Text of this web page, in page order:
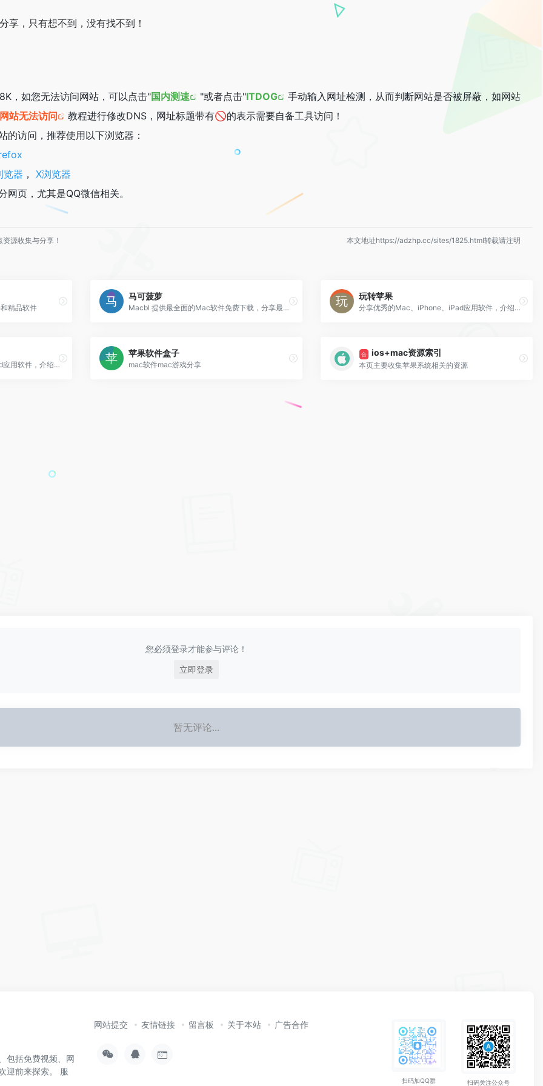
享，只有想不到，没有找不到！
，如您无法访问网站，可以点击"国内测速 "或者点击"ITDOG
手动输入网址检测，从而判断网站是否被屏蔽，如网站
站无法访问
教程进行修改DNS，网址标题带有🚫的表示需要自备工具访问！
的访问，推荐使用以下浏览器：
览器 ， X浏览器
页，尤其是QQ微信相关。
源收集与分享！ 本文地址https://adzhp.cc/sites/1825.html转载请注明
精品软件
马可菠萝
Macbl 提供最全面的Mac软件免费下载，分享最新的Mac游戏、图形设计软件、行业软件、开发工具、媒体工具、网络工具、系统工具等，为你搭建最专业的苹果软件免费下载平台。
玩转苹果
分享优秀的Mac、iPhone、iPad应用软件，介绍Mac、iPhone、iPad的使用技巧
分享优秀的Mac、iPhone、iPad应用软件，介绍Mac、iPhone、iPad的使用技巧
苹果软件盒子
mac软件mac游戏分享
合 ios+mac资源索引
本页主要收集苹果系统相关的资源
您必须登录才能参与评论！
立即登录
暂无评论...
包括免费视频、网
迎前来探索。 服
网站提交 友情链接 留言板 关于本站 广告合作
扫码加QQ群 扫码关注公众号